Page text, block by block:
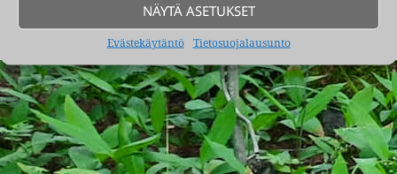
NÄYTÄ ASETUKSET
Evästekäytäntö Tietosuojalausunto
Vartiokylässä elettiin rintamamiestonttien aikaa -40,-50, -60 ja
Voimanlähteenä WordPress